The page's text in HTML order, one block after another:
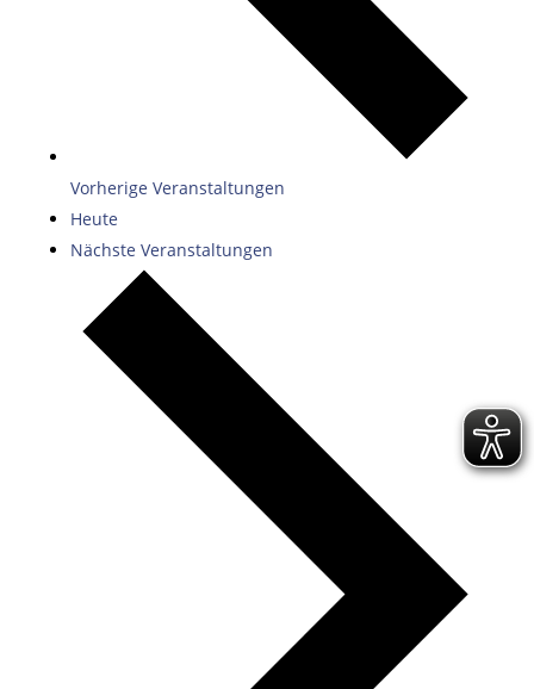
Vorherige Veranstaltungen
Heute
Nächste Veranstaltungen